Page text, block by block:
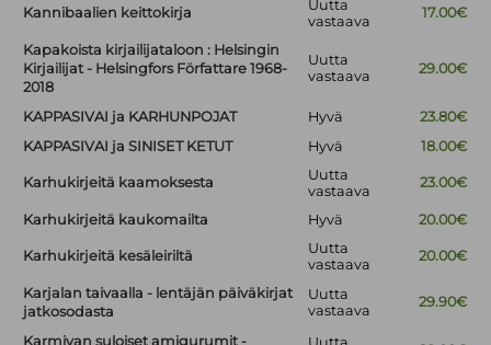
Kannibaalien keittokirja
Uutta
vastaava
17.00€
Kapakoista kirjailijataloon : Helsingin
Kirjailijat - Helsingfors Författare 1968-
2018
Uutta
vastaava
29.00€
KAPPASIVAI ja KARHUNPOJAT Hyvä
23.80€
KAPPASIVAI ja SINISET KETUT
Hyvä 18.00€
Karhukirjeitä kaamoksesta
Uutta
vastaava
23.00€
Karhukirjeitä kaukomailta Hyvä 20.00€
Karhukirjeitä kesäleiriltä
Uutta
vastaava
20.00€
Karjalan taivaalla - lentäjän päiväkirjat
jatkosodasta
Uutta
vastaava
29.90€
Karmivan suloiset amigurumit -